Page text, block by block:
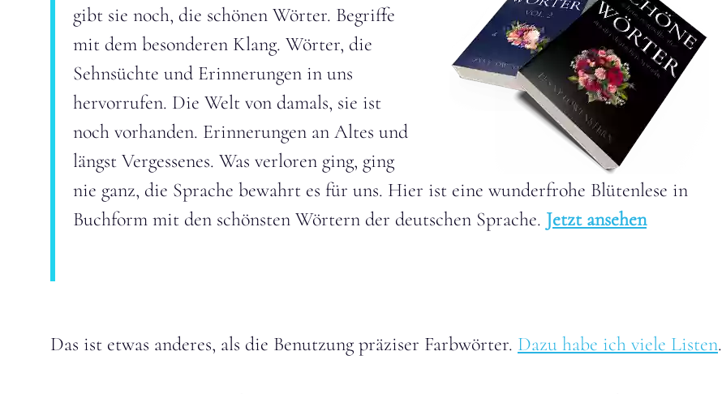
gibt sie noch, die schönen Wörter. Begriffe
mit dem besonderen Klang. Wörter, die
Sehnsüchte und Erinnerungen in uns
hervorrufen. Die Welt von damals, sie ist
noch vorhanden. Erinnerungen an Altes und
längst Vergessenes. Was verloren ging, ging
nie ganz, die Sprache bewahrt es für uns. Hier ist eine wunderfrohe Blütenlese in
Buchform mit den schönsten Wörtern der deutschen Sprache. Jetzt ansehen
Das ist etwas anderes, als die Benutzung präziser Farbwörter. Dazu habe ich viele Listen.